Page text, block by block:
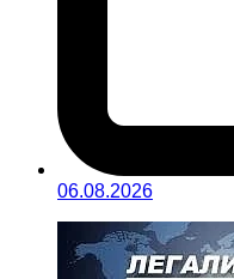
06.08.2026